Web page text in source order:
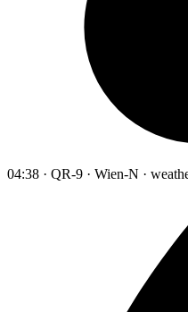
04:38 · QR-9 · Wien-N ·